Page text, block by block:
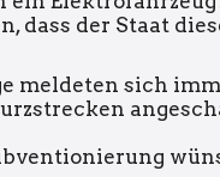
dass der Staat
meldeten sich